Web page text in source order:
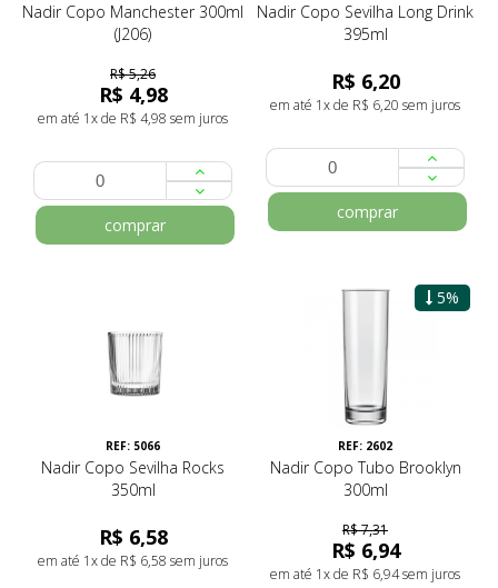
Nadir Copo Manchester 300ml
(J206)
R$ 5,26
R$ 4,98
em até 1x de R$ 4,98 sem juros
comprar
Nadir Copo Sevilha Long Drink
395ml
R$ 6,20
em até 1x de R$ 6,20 sem juros
comprar
REF: 5066
Nadir Copo Sevilha Rocks
350ml
R$ 6,58
em até 1x de R$ 6,58 sem juros
5%
REF: 2602
Nadir Copo Tubo Brooklyn
300ml
R$ 7,31
R$ 6,94
em até 1x de R$ 6,94 sem juros